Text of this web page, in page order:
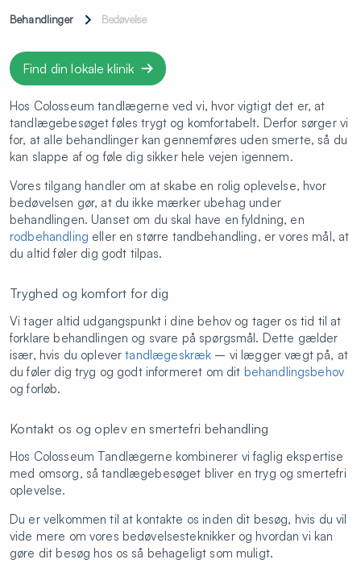
Behandlinger Bedøvelse
Find din lokale klinik
Hos Colosseum tandlægerne ved vi, hvor vigtigt det er, at
tandlægebesøget føles trygt og komfortabelt. Derfor sørger vi
for, at alle behandlinger kan gennemføres uden smerte, så du
kan slappe af og føle dig sikker hele vejen igennem.
Vores tilgang handler om at skabe en rolig oplevelse, hvor
bedøvelsen gør, at du ikke mærker ubehag under
behandlingen. Uanset om du skal have en fyldning, en
rodbehandling eller en større tandbehandling, er vores mål, at
du altid føler dig godt tilpas.
Tryghed og komfort for dig
Vi tager altid udgangspunkt i dine behov og tager os tid til at
forklare behandlingen og svare på spørgsmål. Dette gælder
især, hvis du oplevertandlægeskræk – vi lægger vægt på, at
du føler dig tryg og godt informeret om dit behandlingsbehov
og forløb.
Kontakt os og oplev en smertefri behandling
Hos Colosseum Tandlægerne kombinerer vi faglig ekspertise
med omsorg, så tandlægebesøget bliver en tryg og smertefri
oplevelse.
Du er velkommen til at kontakte os inden dit besøg, hvis du vil
vide mere om vores bedøvelsesteknikker og hvordan vi kan
gøre dit besøg hos os så behageligt som muligt.